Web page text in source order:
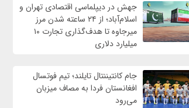
جهش در دیپلماسی اقتصادی تهران و
اسلام‌آباد؛ از ۲۴ ساعته شدن مرز
میرجاوه تا هدف‌گذاری تجارت ۱۰
میلیارد دلاری
جام کانتیننتال تایلند؛ تیم فوتسال
افغانستان فردا به مصاف میزبان
می‌رود